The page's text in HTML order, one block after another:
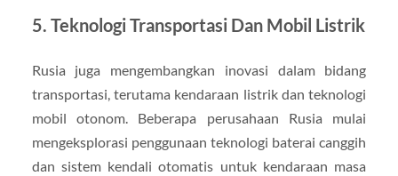
5. Teknologi Transportasi Dan Mobil Listrik
Rusia juga mengembangkan inovasi dalam bidang
transportasi, terutama kendaraan listrik dan teknologi
mobil otonom. Beberapa perusahaan Rusia mulai
mengeksplorasi penggunaan teknologi baterai canggih
dan sistem kendali otomatis untuk kendaraan masa